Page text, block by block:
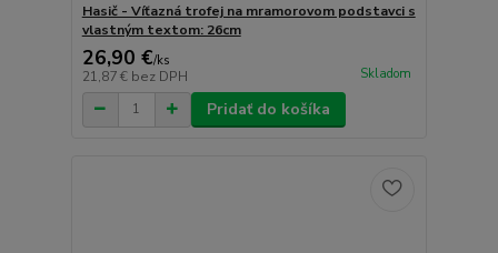
Hasič - Víťazná trofej na mramorovom podstavci s
vlastným textom: 26cm
26,90 €/ks
21,87 € bez DPH Skladom
Pridať do košíka